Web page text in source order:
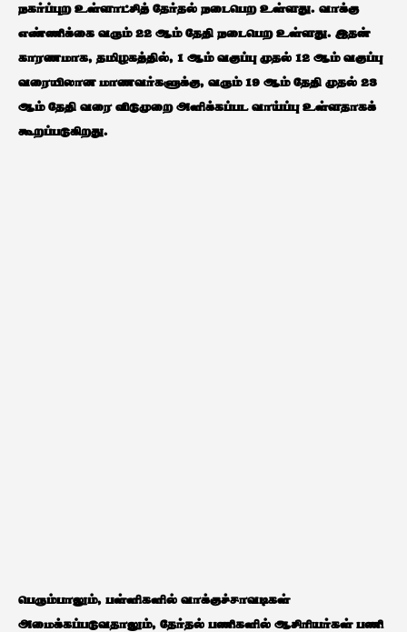
நகர்ப்புற உள்ளாட்சித் தேர்தல் நடைபெற உள்ளது. வாக்கு
எண்ணிக்கை வரும் 22 ஆம் தேதி நடைபெற உள்ளது. இதன்
காரணமாக, தமிழகத்தில், 1 ஆம் வகுப்பு முதல் 12 ஆம் வகுப்பு
வரையிலான மாணவர்களுக்கு, வரும் 19 ஆம் தேதி முதல் 23
ஆம் தேதி வரை விடுமுறை அளிக்கப்பட வாய்ப்பு உள்ளதாகக்
கூறப்படுகிறது.
பெரும்பாலும், பள்ளிகளில் வாக்குச்சாவடிகள்
அமைக்கப்படுவதாலும், தேர்தல் பணிகளில் ஆசிரியர்கள் பணி